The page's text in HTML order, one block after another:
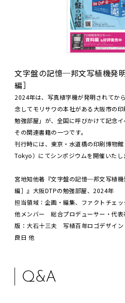
文字盤の記憶─邦文写植機発
編］
2024年は、写真植字機が発明されてか
念してモリサワの本社がある大阪市の
勉強部屋」が、全国に呼びかけて記念
その関連書籍の一つです。
刊行時には、東京・水道橋の印刷博物
Tokyo）にてシンポジウムを開催いたし
宮地知他著『文字盤の記憶─邦文写植
編］』大阪DTPの勉強部屋、2024年
担当領域：企画・編集、ファクトチェ
他メンバー 総合プロデューサー・代
版：大石十三夫 写植百年ロゴデザイ
良日 他
Q&A